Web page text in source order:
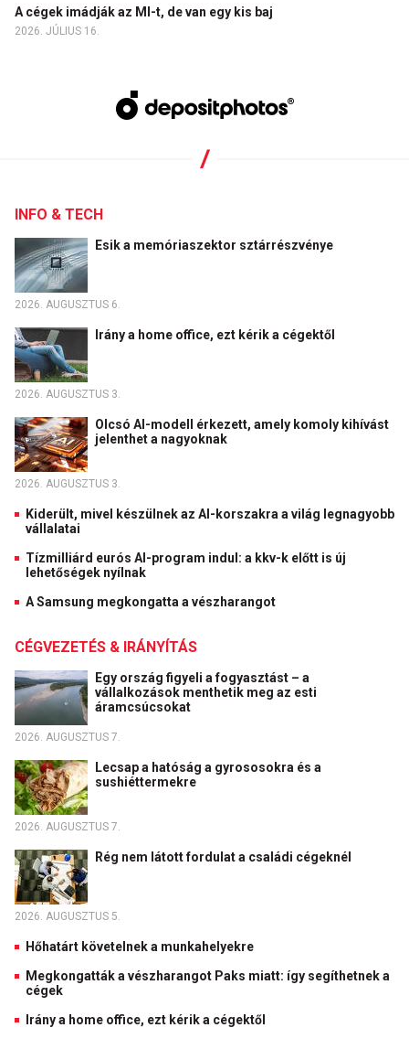
A cégek imádják az MI-t, de van egy kis baj
2026. JÚLIUS 16.
INFO & TECH
Esik a memóriaszektor sztárrészvénye
2026. AUGUSZTUS 6.
Irány a home office, ezt kérik a cégektől
2026. AUGUSZTUS 3.
Olcsó AI-modell érkezett, amely komoly kihívást
jelenthet a nagyoknak
2026. AUGUSZTUS 3.
Kiderült, mivel készülnek az AI-korszakra a világ legnagyobb
vállalatai
Tízmilliárd eurós AI-program indul: a kkv-k előtt is új
lehetőségek nyílnak
A Samsung megkongatta a vészharangot
CÉGVEZETÉS & IRÁNYÍTÁS
Egy ország figyeli a fogyasztást – a
vállalkozások menthetik meg az esti
áramcsúcsokat
2026. AUGUSZTUS 7.
Lecsap a hatóság a gyrososokra és a
sushiéttermekre
2026. AUGUSZTUS 7.
Rég nem látott fordulat a családi cégeknél
2026. AUGUSZTUS 5.
Hőhatárt követelnek a munkahelyekre
Megkongatták a vészharangot Paks miatt: így segíthetnek a
cégek
Irány a home office, ezt kérik a cégektől